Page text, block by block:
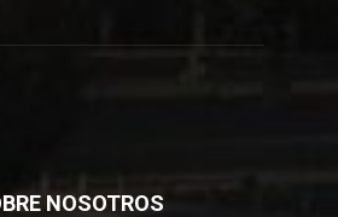
NOSOTROS